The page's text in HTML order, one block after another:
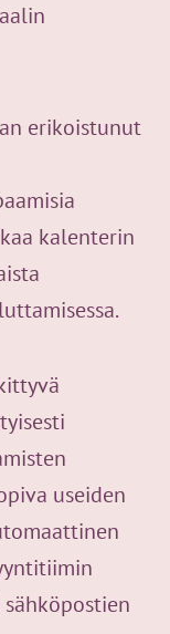
erikoistunut
kalenterin
useiden